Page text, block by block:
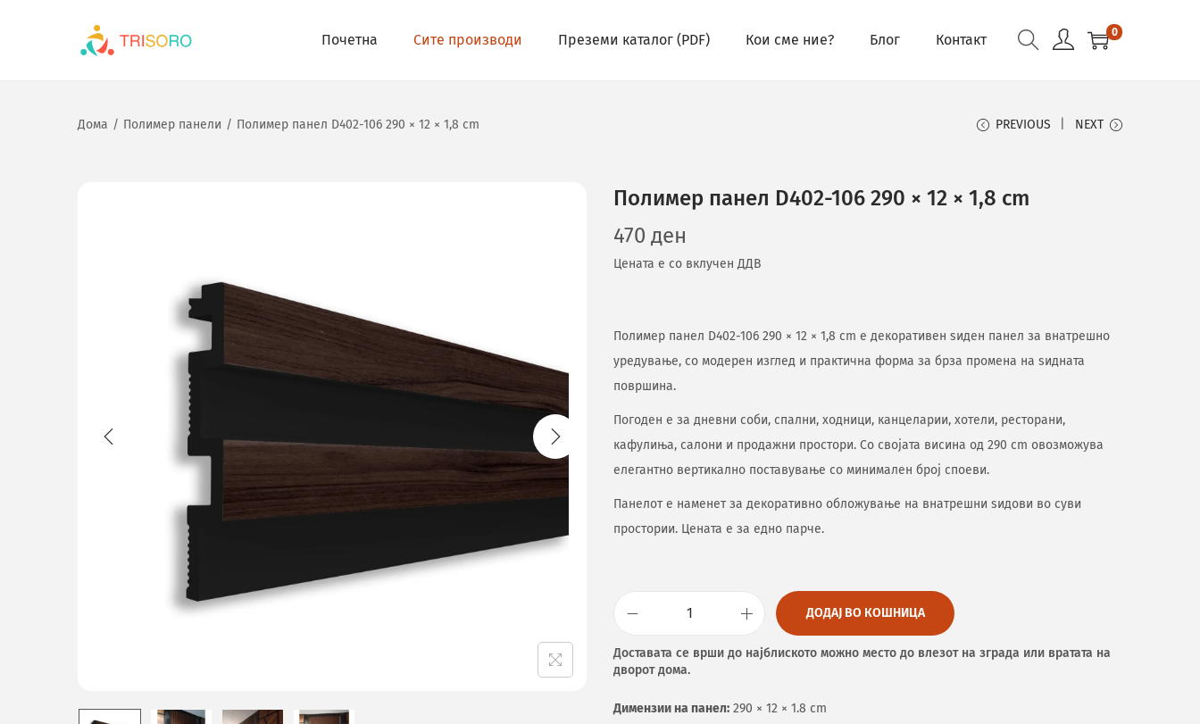
Почетна Сите производи Преземи каталог (PDF) Кои сме ние? Блог Контакт 0
Дома / Полимер панели / Полимер панел D402-106 290 × 12 × 1,8 cm PREVIOUS NEXT
Полимер панел D402-106 290 × 12 × 1,8 cm
470 ден
Цената е со вклучен ДДВ
Полимер панел D402-106 290 × 12 × 1,8 cm е декоративен ѕиден панел за внатрешно
уредување, со модерен изглед и практична форма за брза промена на ѕидната
површина.
Погоден е за дневни соби, спални, ходници, канцеларии, хотели, ресторани,
кафулиња, салони и продажни простори. Со својата висина од 290 cm овозможува
елегантно вертикално поставување со минимален број споеви.
Панелот е наменет за декоративно обложување на внатрешни ѕидови во суви
простории. Цената е за едно парче.
ДОДАЈ ВО КОШНИЦА
Доставата се врши до најблиското можно место до влезот на зграда или вратата на
дворот дома.
Димензии на панел: 290 × 12 × 1.8 cm